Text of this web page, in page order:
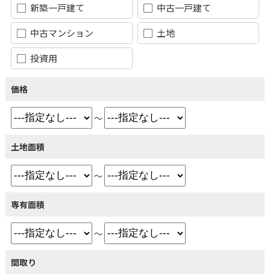
新築一戸建て
中古一戸建て
中古マンション
土地
投資用
価格
～
土地面積
～
専有面積
～
間取り